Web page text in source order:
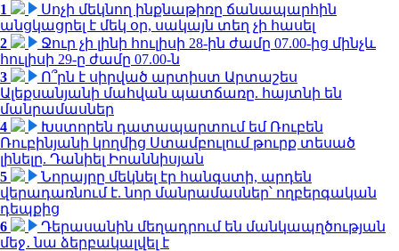
1
Սոչի մեկնող ինքնաթիռը ճանապարհին
անցկացրել է մեկ օր, սակայն տեղ չի հասել
2
Ջուր չի լինի հուլիսի 28-ին ժամը 07.00-ից մինչև
հուլիսի 29-ը ժամը 07.00-ն
3
Ո՞րն է սիրված արտիստ Արտաշես
Ալեքսանյանի մահվան պատճառը. հայտնի են
մանրամասներ
4
Խստորեն դատապարտում եմ Ռուբեն
Ռուբինյանի կողմից Ստամբուլում թուրք տեսած
լինելը. Դանիել Իոաննիսյան
5
Նորայրը մեկնել էր հանգստի, արդեն
վերադառնում է. նոր մանրամասներ՝ ողբերգական
դեպքից
6
Դերասանին մեղադրում են մանկապղծության
մեջ․ նա ձերբակալվել է